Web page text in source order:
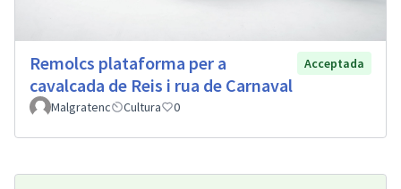
Remolcs plataforma per a
cavalcada de Reis i rua de Carnaval
Acceptada
Malgratenc Cultura 0